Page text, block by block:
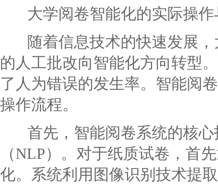
大学阅卷智能化的实际操作
随着信息技术的快速发展，
的人工批改向智能化方向转型
了人为错误的发生率。智能阅
操作流程。
首先，智能阅卷系统的核心
（NLP）。对于纸质试卷，首
化。系统利用图像识别技术提